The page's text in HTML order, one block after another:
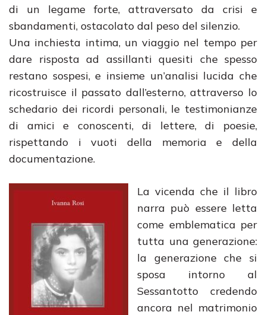
di un legame forte, attraversato da crisi e
sbandamenti, ostacolato dal peso del silenzio.
Una inchiesta intima, un viaggio nel tempo per
dare risposta ad assillanti quesiti che spesso
restano sospesi, e insieme un’analisi lucida che
ricostruisce il passato dall’esterno, attraverso lo
schedario dei ricordi personali, le testimonianze
di amici e conoscenti, di lettere, di poesie,
rispettando i vuoti della memoria e della
documentazione.
La vicenda che il libro
narra può essere letta
come emblematica per
tutta una generazione:
la generazione che si
sposa intorno al
Sessantotto credendo
ancora nel matrimonio